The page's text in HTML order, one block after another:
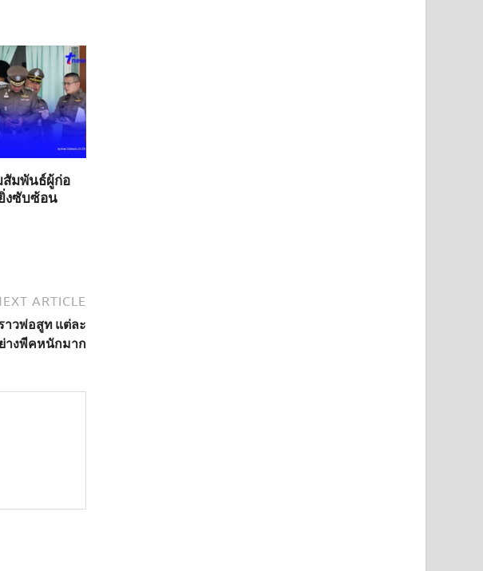
สัมพันธ์ผู้ก่อ
งซับซ้อน
ARTICLE
าวพ่อสูท แต่ละ
างพีคหนักมาก